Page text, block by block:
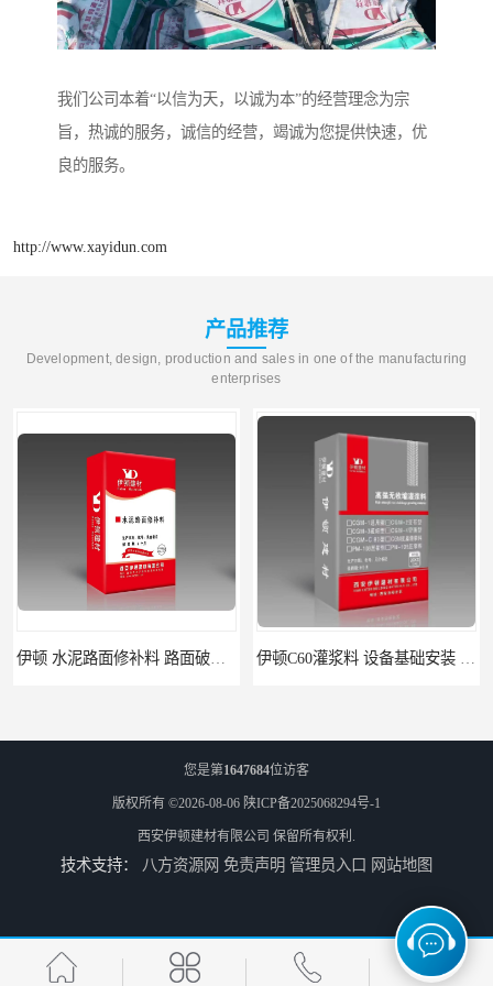
我们公司本着“以信为天，以诚为本”的经营理念为宗
旨，热诚的服务，诚信的经营，竭诚为您提供快速，优
良的服务。
http://www.xayidun.com
产品推荐
Development, design, production and sales in one of the manufacturing
enterprises
伊顿 水泥路面修补料 路面破损起皮快速修补 2小时通车 伊顿C60灌浆料 设备基础安装 梁柱改造加固二次灌浆料
ECC高延性混凝土 粘结力好强度高 可弯曲抗震不开裂
您是第1647684位访客
版权所有 ©2026-08-06 陕ICP备2025068294号-1
西安伊顿建材有限公司 保留所有权利.
技术支持： 八方资源网 免责声明 管理员入口 网站地图